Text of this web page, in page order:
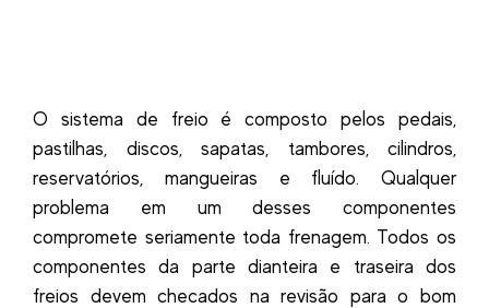
O sistema de freio é composto pelos pedais,
pastilhas, discos, sapatas, tambores, cilindros,
reservatórios, mangueiras e fluído. Qualquer
problema em um desses componentes
compromete seriamente toda frenagem. Todos os
componentes da parte dianteira e traseira dos
freios devem checados na revisão para o bom